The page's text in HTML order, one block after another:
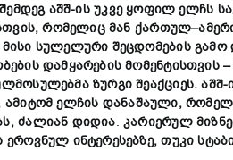
შემდეგ აშშ-ისუკვეყოფილელჩს
რომელიცმან ქართულ–
მისი სულელური შეცდომების გამო
დამყარებისმომენტისთვის
ზურგი შეაქციეს. აშშ-
ამიტომელჩის დანაშაული,
ძალიან დიდია.კარიერულ
ეროვნულ ინტერესებზე,თუკი